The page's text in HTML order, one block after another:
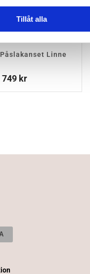
Tillåt alla
Linne
749 krPrisintervall:
299 kr